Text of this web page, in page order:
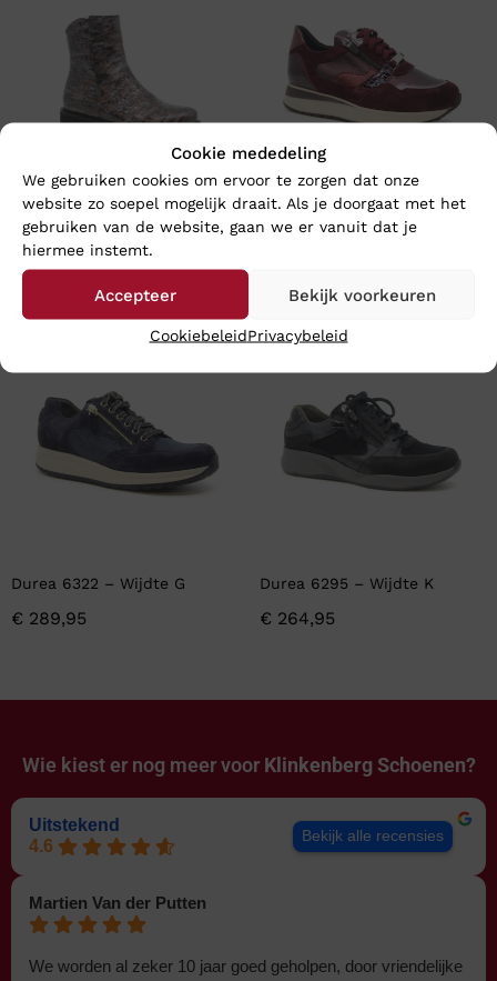
Cookie mededeling
We gebruiken cookies om ervoor te zorgen dat onze
website zo soepel mogelijk draait. Als je doorgaat met het
gebruiken van de website, gaan we er vanuit dat je
hiermee instemt.
Accepteer Bekijk voorkeuren
CookiebeleidPrivacybeleid
Footnotes LARA – Wijdte K
199,95
Footnotes ELKE – Wijdte H
Nieuw
Durea 6322 – Wijdte G
€ 289,95
Durea 6295 – Wijdte K
€ 264,95
Wie kiest er nog meer voor Klinkenberg Schoenen?
Uitstekend
4.6
Bekijk alle recensies
Martien Van der Putten
We worden al zeker 10 jaar goed geholpen, door vriendelijke